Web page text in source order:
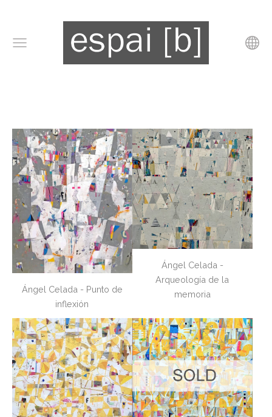
Ángel Celada - Punto de
inflexión
Ángel Celada -
Arqueología de la
memoria